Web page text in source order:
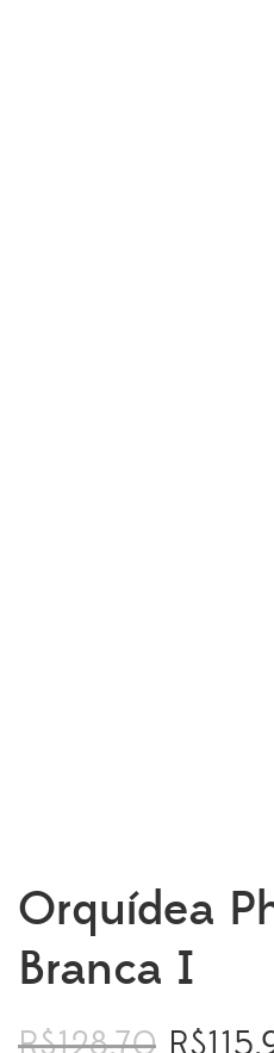
Orquídea
Branca I
O